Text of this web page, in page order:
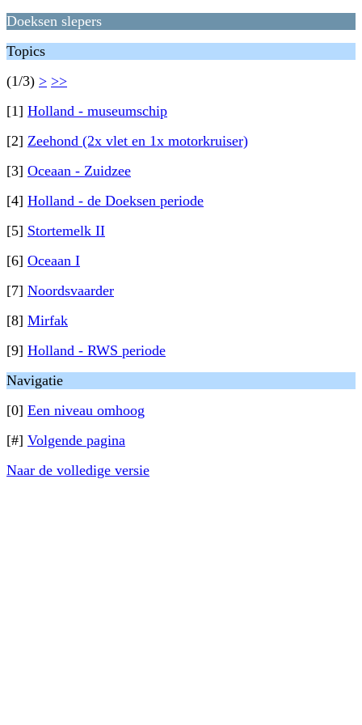
Doeksen slepers
Topics
(1/3) > >>
[1] Holland - museumschip
[2] Zeehond (2x vlet en 1x motorkruiser)
[3] Oceaan - Zuidzee
[4] Holland - de Doeksen periode
[5] Stortemelk II
[6] Oceaan I
[7] Noordsvaarder
[8] Mirfak
[9] Holland - RWS periode
Navigatie
[0] Een niveau omhoog
[#] Volgende pagina
Naar de volledige versie